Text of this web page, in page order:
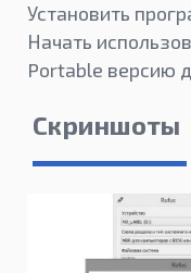
Установить
Начать
Portable версию
Скриншоты